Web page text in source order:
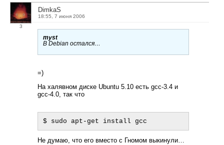
3
DimkaS
18:55, 7 июня 2006
myst
В Debian остался…
=)
На халявном диске Ubuntu 5.10 есть gcc-3.4 и
gcc-4.0, так что
Не думаю, что его вместо с Гномом выкинули…